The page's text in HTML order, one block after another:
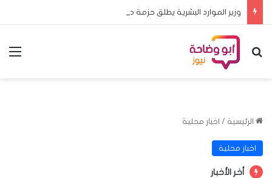
بحث عن
الرئيسية / اخبار محلية
اخبار محلية
أخر الأخبار